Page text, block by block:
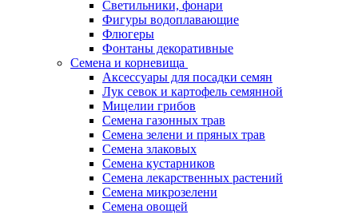
Светильники, фонари
Фигуры водоплавающие
Флюгеры
Фонтаны декоративные
Семена и корневища
Аксессуары для посадки семян
Лук севок и картофель семянной
Мицелии грибов
Семена газонных трав
Семена зелени и пряных трав
Семена злаковых
Семена кустарников
Семена лекарственных растений
Семена микрозелени
Семена овощей